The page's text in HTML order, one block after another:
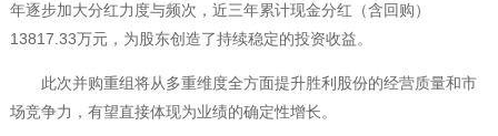
年逐步加大分红力度与频次，近三年累计现金分红（含回购）
13817.33万元，为股东创造了持续稳定的投资收益。
此次并购重组将从多重维度全方面提升胜利股份的经营质量和市
场竞争力，有望直接体现为业绩的确定性增长。